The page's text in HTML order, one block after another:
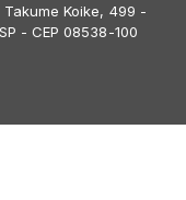
Koike, 499 -
- CEP 08538-100